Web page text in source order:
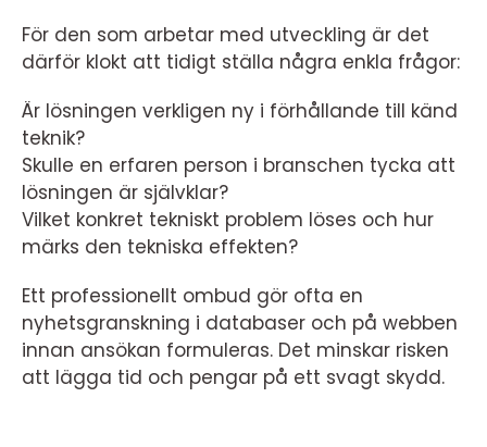
För den som arbetar med utveckling är det
därför klokt att tidigt ställa några enkla frågor:
Är lösningen verkligen ny i förhållande till känd
teknik?
Skulle en erfaren person i branschen tycka att
lösningen är självklar?
Vilket konkret tekniskt problem löses och hur
märks den tekniska effekten?
Ett professionellt ombud gör ofta en
nyhetsgranskning i databaser och på webben
innan ansökan formuleras. Det minskar risken
att lägga tid och pengar på ett svagt skydd.